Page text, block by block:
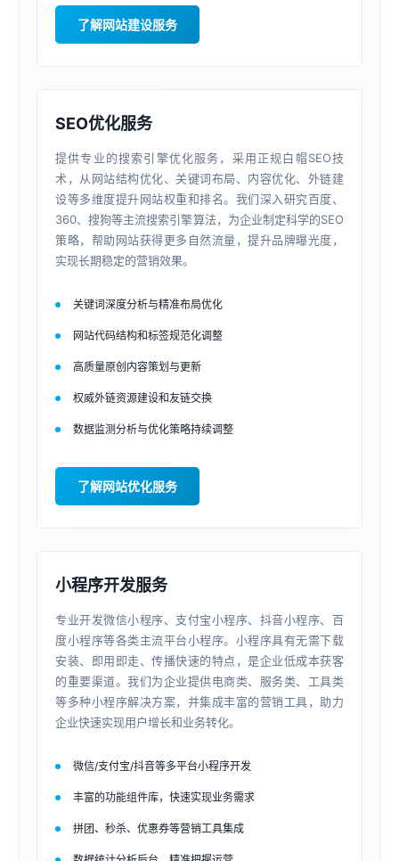
了解网站建设服务
SEO优化服务
提供专业的搜索引擎优化服务，采用正规白帽SEO技
术，从网站结构优化、关键词布局、内容优化、外链建
设等多维度提升网站权重和排名。我们深入研究百度、
360、搜狗等主流搜索引擎算法，为企业制定科学的SEO
策略，帮助网站获得更多自然流量，提升品牌曝光度，
实现长期稳定的营销效果。
关键词深度分析与精准布局优化
网站代码结构和标签规范化调整
高质量原创内容策划与更新
权威外链资源建设和友链交换
数据监测分析与优化策略持续调整
了解网站优化服务
小程序开发服务
专业开发微信小程序、支付宝小程序、抖音小程序、百
度小程序等各类主流平台小程序。小程序具有无需下载
安装、即用即走、传播快速的特点，是企业低成本获客
的重要渠道。我们为企业提供电商类、服务类、工具类
等多种小程序解决方案，并集成丰富的营销工具，助力
企业快速实现用户增长和业务转化。
微信/支付宝/抖音等多平台小程序开发
丰富的功能组件库，快速实现业务需求
拼团、秒杀、优惠券等营销工具集成